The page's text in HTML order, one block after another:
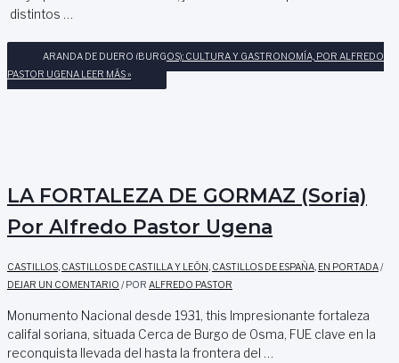
distintos …
ARANDA DE DUERO (BURGOS): CULTURA Y GASTRONOMÍA, POR ALFREDO
PASTOR UGENA LEER MÁS »
LA FORTALEZA DE GORMAZ (Soria)
Por Alfredo Pastor Ugena
CASTILLOS, CASTILLOS DE CASTILLA Y LEÓN, CASTILLOS DE ESPAÑA, EN PORTADA/
DEJAR UN COMENTARIO / POR ALFREDO PASTOR
Monumento Nacional desde 1931, this Impresionante fortaleza
califal soriana, situada Cerca de Burgo de Osma, FUE clave en la
reconquista llevada del hasta la frontera del …